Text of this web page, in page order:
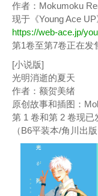
作者：Mokumoku
现于《Young Ace
https://web-ace.jp/
第1卷至第7卷正在发
[小说版]
光明消逝的夏天
作者：额贺美绪
原创故事和插图：
第 1 卷和第 2 卷现已
（B6平装本/角川出版